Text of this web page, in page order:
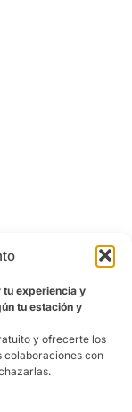
tu experiencia y
tu estación y
y ofrecerte los
colaboraciones con